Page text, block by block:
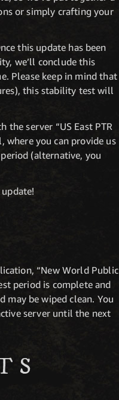
or simply crafting your
this update has been
we’ll conclude this
Please keep in mind that
this stability test will
server “US East PTR
where you can provide us
(alternative, you
“New World Public
period is complete and
be wiped clean. You
server until the next